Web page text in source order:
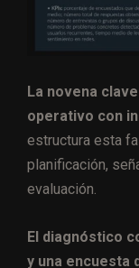
La novena
operativo con
estructura esta
planificación,
evaluación.
El diagnóstico
y una encuesta